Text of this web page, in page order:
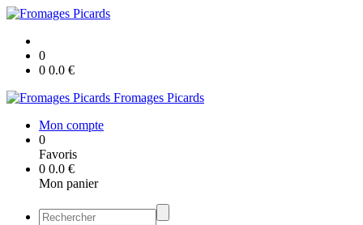
0
0 0.0 €
Fromages Picards
Mon compte
0
Favoris
0 0.0 €
Mon panier